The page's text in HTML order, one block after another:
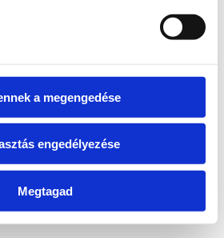
a megengedése
engedélyezése
Megtagad